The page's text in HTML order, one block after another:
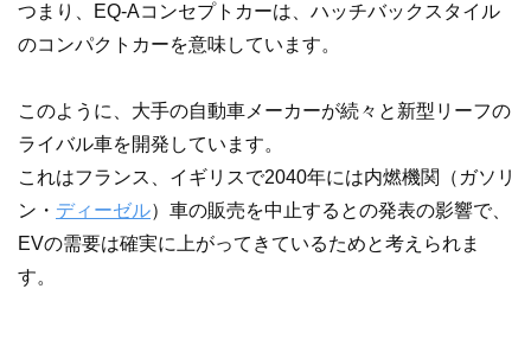
つまり、EQ-Aコンセプトカーは、ハッチバックスタイル
のコンパクトカーを意味しています。
このように、大手の自動車メーカーが続々と新型リーフの
ライバル車を開発しています。
これはフランス、イギリスで2040年には内燃機関（ガソリ
ン・ ディーゼル）車の販売を中止するとの発表の影響で、
EVの需要は確実に上がってきているためと考えられま
す。